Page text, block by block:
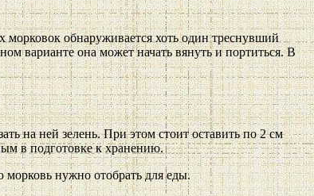
морковок обнаруживается хоть один треснувший
варианте она может начать вянуть и портиться. В
на ней зелень. При этом стоит оставить по 2 см
в подготовке к хранению.
нужно отобрать для еды.